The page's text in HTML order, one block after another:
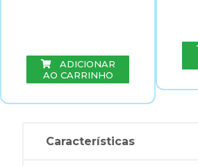
ADICIONAR
AO CARRINHO
Características